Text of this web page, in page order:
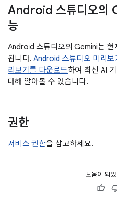
Android 스튜디오의
능
Android 스튜디오의 Gemini는 현
됩니다. Android 스튜디오 미리보
리보기를 다운로드하여 최신 AI
대해 알아볼 수 있습니다.
권한
서비스 권한을 참고하세요.
도움이 되